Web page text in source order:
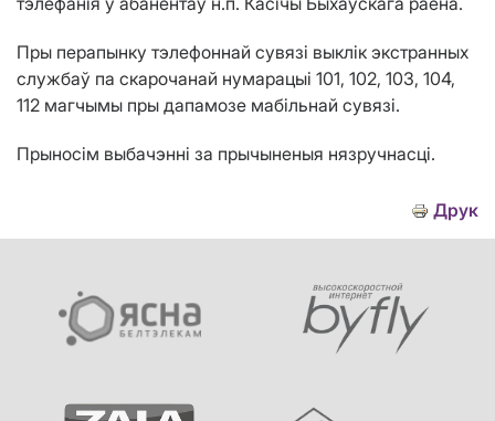
Пры перапынку тэлефоннай сувязі выклік экстранных
службаў па скарочанай нумарацыі 101, 102, 103, 104,
112 магчымы пры дапамозе мабільнай сувязі.
Прыносім выбачэнні за прычыненыя нязручнасці.
Друк